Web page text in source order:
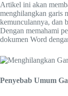
Artikel ini akan
menghilangkan garis
kemunculannya, dan
Dengan memahami
dokumen Word
Penyebab Umum